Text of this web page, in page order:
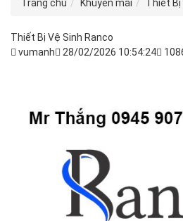
Trang chủ
Khuyến mãi Thiết Bị
Thiết Bị Vệ Sinh Ranco
vumanh
28/02/2026 10:54:24